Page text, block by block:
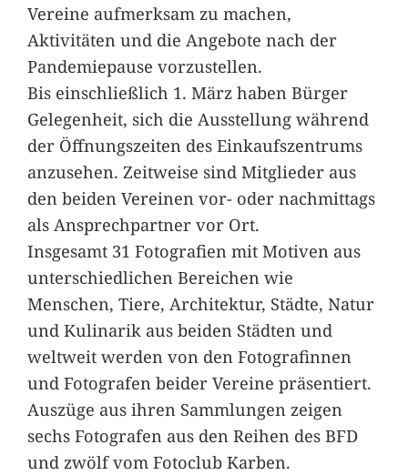
Vereine aufmerksam zu machen,
Aktivitäten und die Angebote nach der
Pandemiepause vorzustellen.
Bis einschließlich 1. März haben Bürger
Gelegenheit, sich die Ausstellung während
der Öffnungszeiten des Einkaufszentrums
anzusehen. Zeitweise sind Mitglieder aus
den beiden Vereinen vor- oder nachmittags
als Ansprechpartner vor Ort.
Insgesamt 31 Fotografien mit Motiven aus
unterschiedlichen Bereichen wie
Menschen, Tiere, Architektur, Städte, Natur
und Kulinarik aus beiden Städten und
weltweit werden von den Fotografinnen
und Fotografen beider Vereine präsentiert.
Auszüge aus ihren Sammlungen zeigen
sechs Fotografen aus den Reihen des BFD
und zwölf vom Fotoclub Karben.